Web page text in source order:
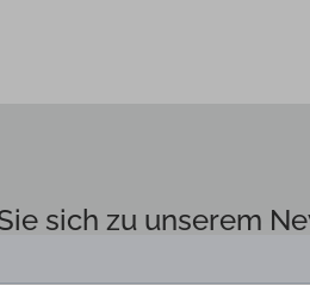
sich zu unserem